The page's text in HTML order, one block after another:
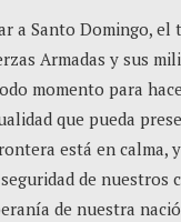
a Santo Domingo, el
Armadas y sus
momento para
que pueda
está en calma,
de nuestros
de nuestra